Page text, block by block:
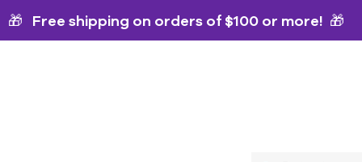
🎁 Free shipping on orders of $100 or more! 🎁